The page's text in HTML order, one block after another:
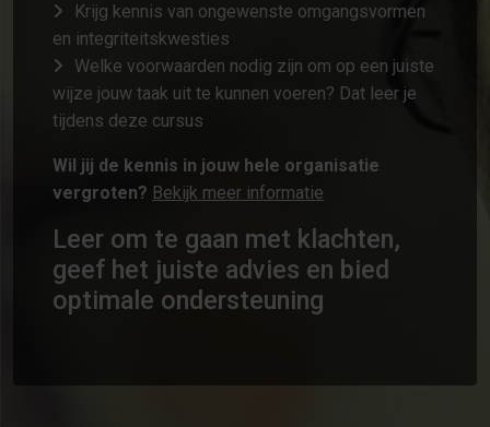
Krijg kennis van ongewenste omgangsvormen
en integriteitskwesties
Welke voorwaarden nodig zijn om op een juiste
wijze jouw taak uit te kunnen voeren? Dat leer je
tijdens deze cursus
Wil jij de kennis in jouw hele organisatie
vergroten? Bekijk meer informatie
Leer om te gaan met klachten,
geef het juiste advies en bied
optimale ondersteuning